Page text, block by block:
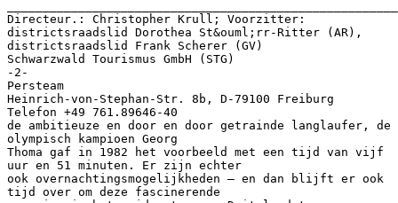
Directeur.: Christopher Krull; Voorzitter:
districtsraadslid Dorothea St&ouml;rr-Ritter (AR),
districtsraadslid Frank Scherer (GV)
Schwarzwald Tourismus GmbH (STG)
-2-
Persteam
Heinrich-von-Stephan-Str. 8b, D-79100 Freiburg
Telefon +49 761.89646-40
de ambitieuze en door en door getrainde langlaufer, de
olympisch kampioen Georg
Thoma gaf in 1982 het voorbeeld met een tijd van vijf
uur en 51 minuten. Er zijn echter
ook overnachtingsmogelijkheden – en dan blijft er ook
tijd over om deze fascinerende